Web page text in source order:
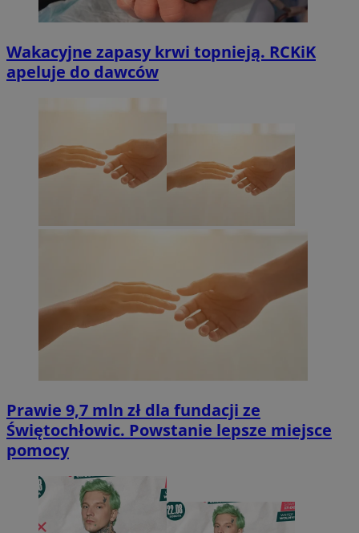
Wakacyjne zapasy krwi topnieją. RCKiK
apeluje do dawców
Prawie 9,7 mln zł dla fundacji ze
Świętochłowic. Powstanie lepsze miejsce
pomocy